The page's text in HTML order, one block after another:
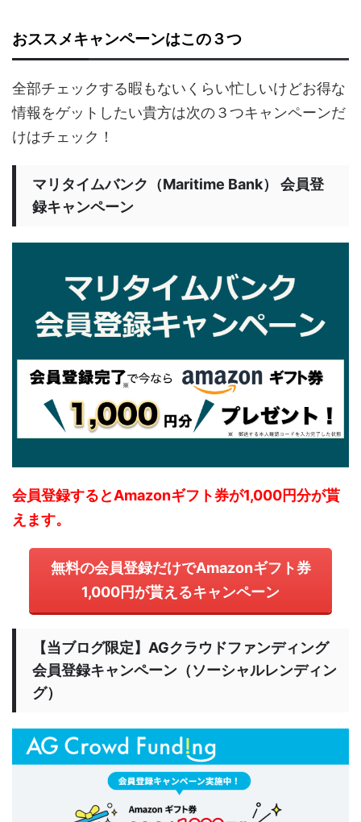
おススメキャンペーンはこの３つ
全部チェックする暇もないくらい忙しいけどお得な
情報をゲットしたい貴方は次の３つキャンペーンだ
けはチェック！
マリタイムバンク（Maritime Bank） 会員登
録キャンペーン
会員登録するとAmazonギフト券が1,000円分が貰
えます。
無料の会員登録だけでAmazonギフト券
1,000円が貰えるキャンペーン
【当ブログ限定】AGクラウドファンディング
会員登録キャンペーン（ソーシャルレンディン
グ）